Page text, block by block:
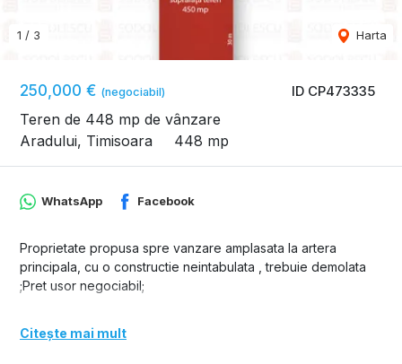
ID CP473335
250,000 € (negociabil)
Teren de 448 mp de vânzare
Aradului, Timisoara
448 mp
1 / 3 Harta
WhatsApp Facebook
Proprietate propusa spre vanzare amplasata la artera
principala, cu o constructie neintabulata , trebuie demolata
;Pret usor negociabil;
Citește mai mult